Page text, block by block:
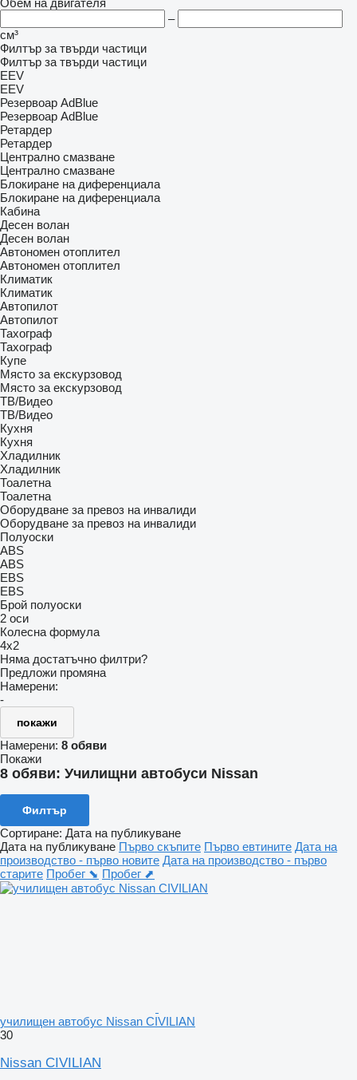
Обем на двигателя
–
см³
Филтър за твърди частици
Филтър за твърди частици
EEV
EEV
Резервоар AdBlue
Резервоар AdBlue
Ретардер
Ретардер
Централно смазване
Централно смазване
Блокиране на диференциала
Блокиране на диференциала
Кабина
Десен волан
Десен волан
Автономен отоплител
Автономен отоплител
Климатик
Климатик
Автопилот
Автопилот
Тахограф
Тахограф
Купе
Място за екскурзовод
Място за екскурзовод
ТВ/Видео
ТВ/Видео
Кухня
Кухня
Хладилник
Хладилник
Тоалетна
Тоалетна
Оборудване за превоз на инвалиди
Оборудване за превоз на инвалиди
Полуоски
ABS
ABS
EBS
EBS
Брой полуоски
2 оси
Колесна формула
4x2
Няма достатъчно филтри?
Предложи промяна
Намерени:
-
покажи
Намерени: 8 обяви
Покажи
8 обяви: Училищни автобуси Nissan
Филтър
Сортиране: Дата на публикуване
Дата на публикуване Първо скъпите Първо евтините Дата на
производство - първо новите Дата на производство - първо
старите Пробег ⬊ Пробег ⬈
училищен автобус Nissan CIVILIAN
30
Nissan CIVILIAN